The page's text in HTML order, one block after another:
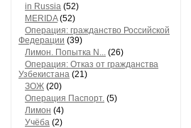
in Russia (52)
MERIDA(52)
Операция: гражданство Российской
Федерации (39)
Лимон. Попытка N... (26)
Операция: Отказ от гражданства
Узбекистана (21)
ЗОЖ (20)
Операция Паспорт. (5)
Лимон (4)
Учёба (2)